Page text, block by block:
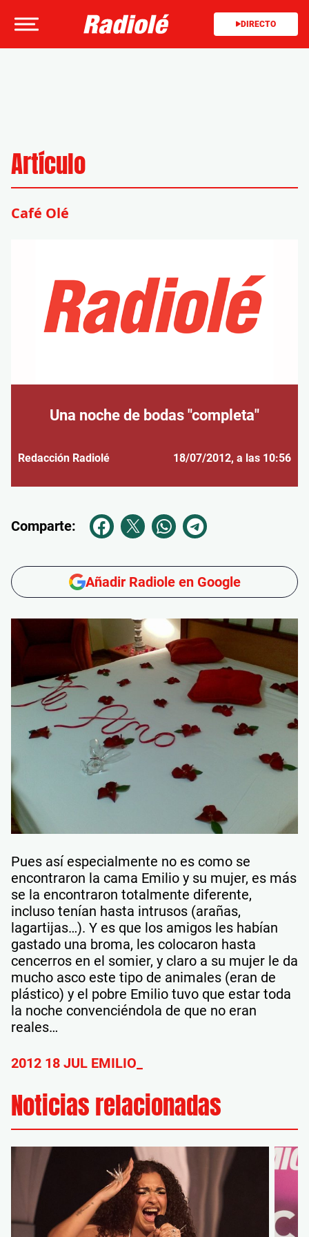
DIRECTO
Artículo
Café Olé
Una noche de bodas "completa"
Redacción Radiolé 18/07/2012, a las 10:56
Comparte:
Añadir Radiole en Google
Pues así especialmente no es como se
encontraron la cama Emilio y su mujer, es más
se la encontraron totalmente diferente,
incluso tenían hasta intrusos (arañas,
lagartijas…). Y es que los amigos les habían
gastado una broma, les colocaron hasta
cencerros en el somier, y claro a su mujer le da
mucho asco este tipo de animales (eran de
plástico) y el pobre Emilio tuvo que estar toda
la noche convenciéndola de que no eran
reales…
2012 18 JUL EMILIO_
Noticias relacionadas